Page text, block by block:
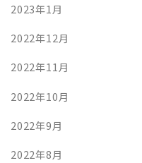
2023年1月
2022年12月
2022年11月
2022年10月
2022年9月
2022年8月